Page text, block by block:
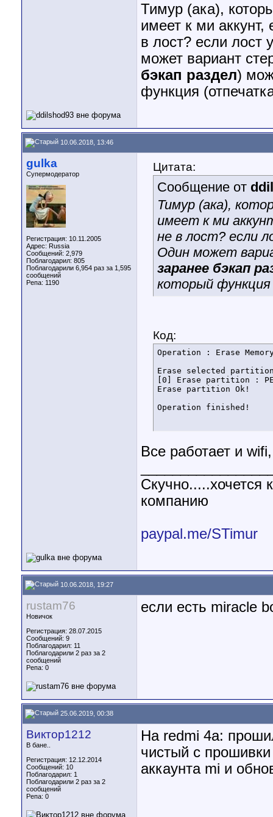
Тимур (ака),
имеет к ми
в лост? если лост
может вариант
бэкап раздел)
функция
10.06.2018, 13:46
gulka
Супермодератор
Регистрация: 10.11.2005
Адрес: Russia
Сообщений: 2,979
Поблагодарил: 805
Поблагодарили 6,954 раз за 1,595
сообщений
Репа: 1190
Цитата:
Сообщение от
Тимур (ака),
имеет к ми
не в лост? если
Один может
заранее бэкап
который
Код:
Operation : Erase
Erase selected
[0] Erase partition :
Erase partition Ok!
Operation finished!
Все работает и
компанию
paypal.me/STimur
10.06.2018, 19:27
rustam76
Новичок
Регистрация: 28.07.2015
Сообщений: 9
Поблагодарил: 11
Поблагодарили 2 раз за 2
сообщений
Репа: 0
если есть miracle
25.06.2019, 00:38
Виктор1212
В бане..
Регистрация: 12.12.2014
Сообщений: 10
Поблагодарил: 1
Поблагодарили 2 раз за 2
сообщений
Репа: 0
На redmi 4а:
чистый с
аккаунта mi и